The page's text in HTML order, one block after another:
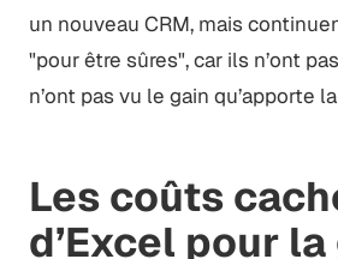
un nouveau CRM, mais
"pour être sûres", car ils n’ont
n’ont pas vu le gain qu’apporte
Les coûts
d’Excel pour